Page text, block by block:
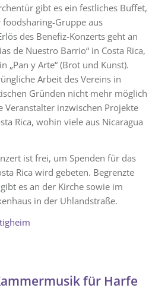
gibt es ein festliches Buffet,
Gruppe aus
des Benefiz-Konzerts geht an
de Nuestro Barrio“ in Costa Rica,
„Pan y Arte“ (Brot und Kunst).
Arbeit des Vereins in
Gründen nicht mehr möglich
Veranstalter inzwischen Projekte
Rica, wohin viele aus Nicaragua
ist frei, um Spenden für das
Rica wird gebeten. Begrenzte
es an der Kirche sowie im
in der Uhlandstraße.
für Harfe